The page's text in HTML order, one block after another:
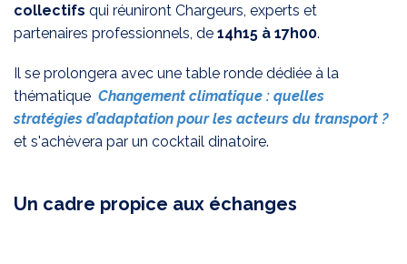
collectifs qui réuniront Chargeurs, experts et
partenaires professionnels, de 14h15 à 17h00.
Il se prolongera avec une table ronde dédiée à la
thématique Changement climatique : quelles
stratégies d’adaptation pour les acteurs du transport ?
et s'achèvera par un cocktail dinatoire.
Un cadre propice aux échanges